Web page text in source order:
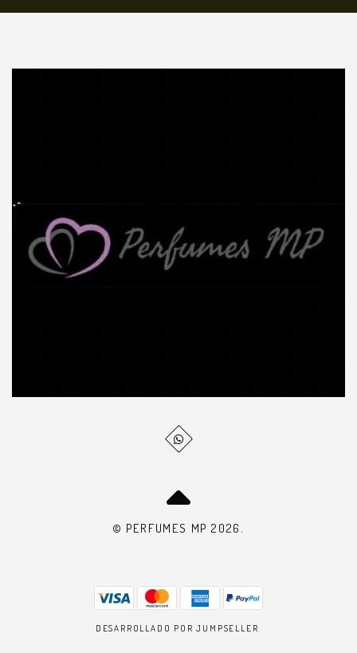
© PERFUMES MP 2026.
DESARROLLADO POR JUMPSELLER